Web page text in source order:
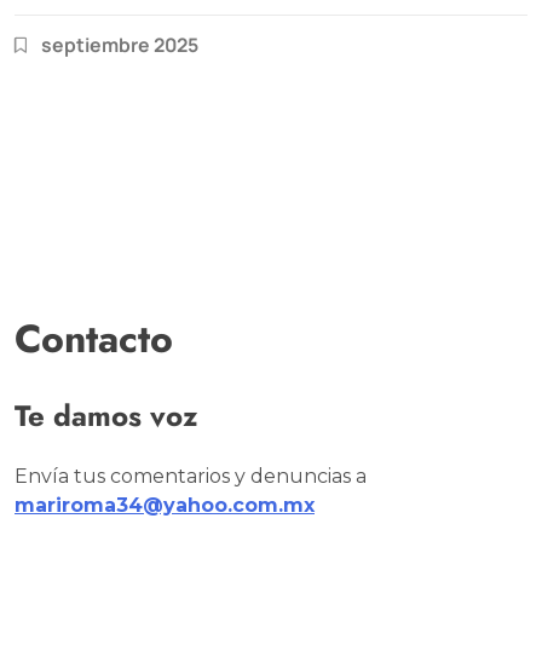
septiembre 2025
Contacto
Te damos voz
Envía tus comentarios y denuncias a
mariroma34@yahoo.com.mx